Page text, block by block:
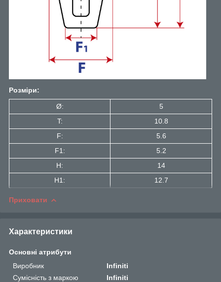
Розміри:
Ø:
5
T:
10.8
F:
5.6
F1:
5.2
H:
14
H1:
12.7
Приховати
Характеристики
Основні атрибути
Виробник
Infiniti
Сумісність з маркою
Infiniti